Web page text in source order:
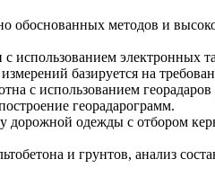
обоснованных методов и
использованием электронных
базируется на
с использованием
георадарограмм.
дорожной одежды с отбором
и грунтов, анализ